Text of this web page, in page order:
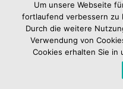
Copyright 2012-2019 jucknix
Um unsere Webseite
fortlaufend verbessern zu
Durch die weitere
Verwendung von
Cookies erhalten Sie in